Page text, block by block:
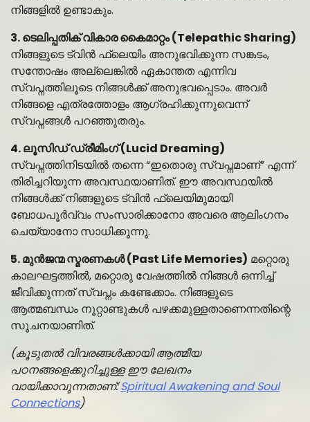
നിങ്ങളിൽ ഉണ്ടാകും.
3. ടെലിപ്പതിക് വികാര കൈമാറ്റം (Telepathic Sharing)
നിങ്ങളുടെ ട്വിൻ ഫ്ലെയിം അനുഭവിക്കുന്ന സങ്കടം,
സന്തോഷം അല്ലെങ്കിൽ ഏകാന്തത എന്നിവ
സ്വപ്നത്തിലൂടെ നിങ്ങൾക്ക് അനുഭവപ്പെടാം. അവർ
നിങ്ങളെ എത്രത്തോളം ആഗ്രഹിക്കുന്നുവെന്ന്
സ്വപ്നങ്ങൾ പറഞ്ഞുതരും.
4. ലൂസിഡ് ഡ്രീമിംഗ് (Lucid Dreaming)
സ്വപ്നത്തിനിടയിൽ തന്നെ “ഇതൊരു സ്വപ്നമാണ്” എന്ന്
തിരിച്ചറിയുന്ന അവസ്ഥയാണിത്. ഈ അവസ്ഥയിൽ
നിങ്ങൾക്ക് നിങ്ങളുടെ ട്വിൻ ഫ്ലെയിമുമായി
ബോധപൂർവ്വം സംസാരിക്കാനോ അവരെ ആലിംഗനം
ചെയ്യാനോ സാധിക്കുന്നു.
5. മുൻജന്മ സ്മരണകൾ (Past Life Memories) മറ്റൊരു
കാലഘട്ടത്തിൽ, മറ്റൊരു വേഷത്തിൽ നിങ്ങൾ ഒന്നിച്ച്
ജീവിക്കുന്നത് സ്വപ്നം കണ്ടേക്കാം. നിങ്ങളുടെ
ആത്മബന്ധം നൂറ്റാണ്ടുകൾ പഴക്കമുള്ളതാണെന്നതിന്റെ
സൂചനയാണിത്.
(കൂടുതൽ വിവരങ്ങൾക്കായി ആത്മീയ
പഠനങ്ങളെക്കുറിച്ചുള്ള ഈ ലേഖനം
വായിക്കാവുന്നതാണ്:Spiritual Awakening and Soul
Connections)